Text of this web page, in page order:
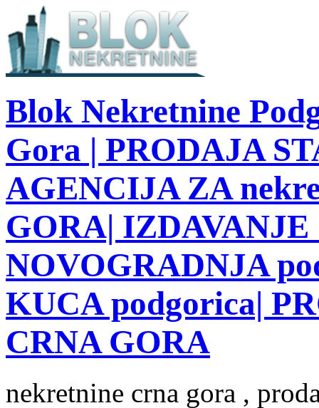
Blok Nekretnine
Gora | PRODAJA
AGENCIJA ZA
GORA| IZDAVANJE
NOVOGRADNJA
KUCA podgorica|
CRNA GORA
nekretnine crna gora ,